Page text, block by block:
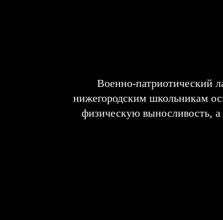
Военно-патриотический
нижегородским школьникам
физическую выносливость,